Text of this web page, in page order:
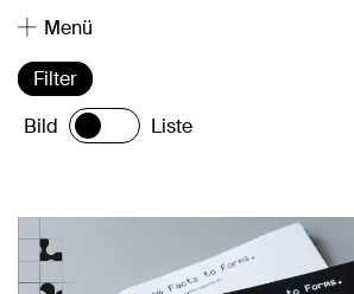
Menü
Filter
Bild
Liste